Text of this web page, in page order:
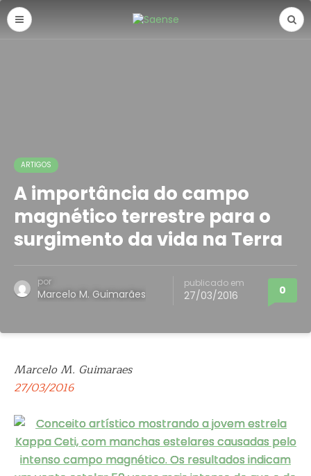
ARTIGOS
A importância do campo
magnético terrestre para o
surgimento da vida na Terra
por
Marcelo M. Guimarães
publicado em
27/03/2016 0
Marcelo M. Guimaraes
27/03/2016